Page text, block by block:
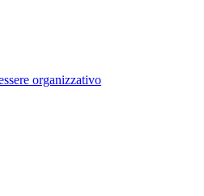
organizzativo